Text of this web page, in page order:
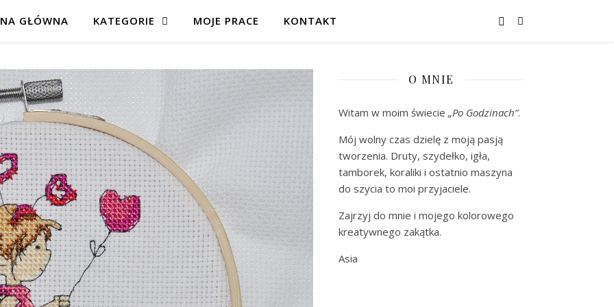
GŁÓWNA KATEGORIE MOJE PRACE KONTAKT
O MNIE
Witam w moim świecie „Po Godzinach”.
Mój wolny czas dzielę z moją pasją
tworzenia. Druty, szydełko, igła,
tamborek, koraliki i ostatnio maszyna
do szycia to moi przyjaciele.
Zajrzyj do mnie i mojego kolorowego
kreatywnego zakątka.
Asia